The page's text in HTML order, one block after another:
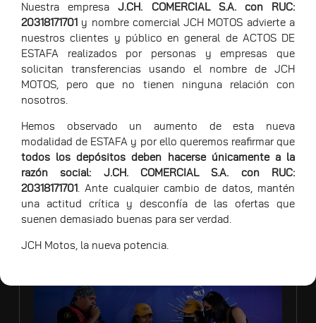
Nuestra empresaJ.CH. COMERCIAL S.A. con RUC:
20318171701 y nombre comercial JCH MOTOS advierte a
nuestros clientes y público en general de ACTOS DE
ESTAFA realizados por personas y empresas que
solicitan transferencias usando el nombre de JCH
MOTOS, pero que no tienen ninguna relación con
nosotros.
Hemos observado un aumento de esta nueva
modalidad de ESTAFA y por ello queremos reafirmar que
todos los depósitos deben hacerse únicamente a la
razón social: J.CH. COMERCIAL S.A. con RUC:
20318171701 . Ante cualquier cambio de datos, mantén
una actitud crítica y desconfía de las ofertas que
suenen demasiado buenas para ser verdad.
JCH Motos, la nueva potencia.
CARRETERA
05/12 ACTIVACIONES DE MARCA
MOTOCICLISTA